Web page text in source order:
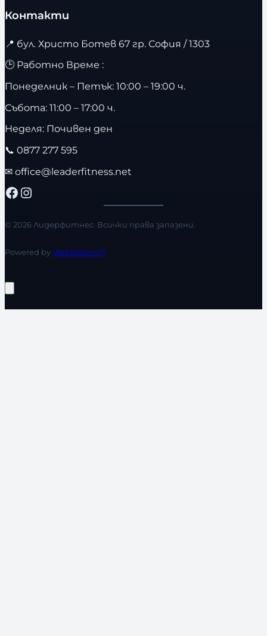
Контакти
📍 бул. Христо Ботев 67 гр. София / 1303
🕒 Работно Време :
Понеделник – Петък: 10:00 – 19:00 ч.
Събота: 11:00 – 17:00 ч.
Неделя: Почивен ден
📞 0877 277 595
✉ office@leaderfitness.net
Facebook Instagram
© 2026 Лидерфитнес. Всички права запазени.
Powered byWebStation™